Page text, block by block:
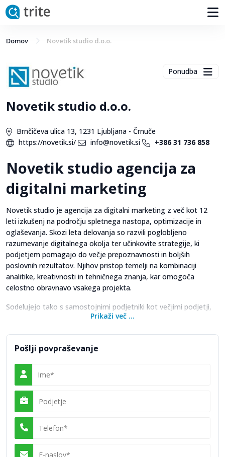
Domov Novetik studio d.o.o.
Ponudba
Novetik studio d.o.o.
Brnčičeva ulica 13, 1231 Ljubljana - Črnuče
https://novetik.si/
info@novetik.si +386 31 736 858
Novetik studio agencija za
digitalni marketing
Novetik studio je agencija za digitalni marketing z več kot 12
leti izkušenj na področju spletnega nastopa, optimizacije in
oglaševanja. Skozi leta delovanja so razvili poglobljeno
razumevanje digitalnega okolja ter učinkovite strategije, ki
podjetjem pomagajo do večje prepoznavnosti in boljših
poslovnih rezultatov. Njihov pristop temelji na kombinaciji
analitike, kreativnosti in tehničnega znanja, kar omogoča
celostno obravnavo vsakega projekta.
Sodelujejo tako s samostojnimi podjetniki kot večjimi podjetji,
pri čemer je njihov fokus vedno na merljivih rezultatih. Ne
kakovosten promet in izboljšanje konverzij. S tem podjetjem
pomagajo graditi stabilno in učinkovito digitalno prisotnost.
SEO in
optimizacija
spletnih strani
Pomemben del
storitev Novetik
studia predstavlja
Prikaži več ...
Pošlji povpraševanje